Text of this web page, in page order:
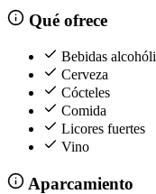
Qué ofrece
Bebidas
Cerveza
Cócteles
Comida
Licores fuertes
Vino
Aparcamiento